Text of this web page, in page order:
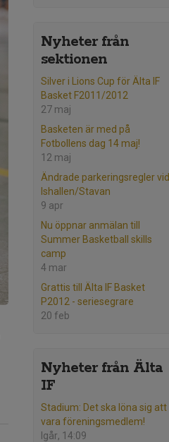
Nyheter från
sektionen
Silver i Lions Cup för Älta IF
Basket F2011/2012
27 maj
Basketen är med på
Fotbollens dag 14 maj!
12 maj
Ändrade parkeringsregler vid
Ishallen/Stavan
9 apr
Nu öppnar anmälan till
Summer Basketball skills
camp
4 mar
Grattis till Älta IF Basket
P2012 - seriesegrare
20 feb
Nyheter från Älta
IF
Stadium: Det ska löna sig att
vara föreningsmedlem!
Igår, 14:09